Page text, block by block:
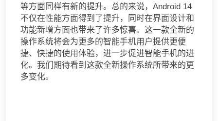
等方面同样有新的提升。总的来说，Android 14
不仅在性能方面得到了提升，同时在界面设计和
功能新增方面也带来了许多惊喜。这一款全新的
操作系统将会为更多的智能手机用户提供更便
捷、快捷的使用体验，进一步促进智能手机的进
化。我们期待看到这款全新操作系统所带来的更
多变化。